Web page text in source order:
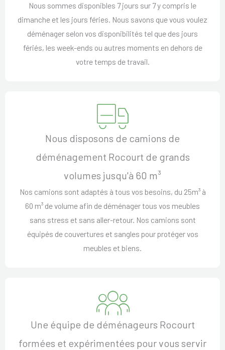
Nous sommes disponibles 7 jours sur 7 y compris le
dimanche et les jours féries. Nous savons que vous voulez
déménager selon vos disponibilités tel que des jours
fériés, les week-ends ou autres moments en dehors de
votre temps de travail.
Nous disposons de camions de
déménagement Rocourt de grands
volumes jusqu'à 60 m³
Nos camions sont adaptés à tous vos besoins, du 25m³ à
60 m³ de volume afin de déménager tous vos meubles
sans stress et sans aller-retour. Nos camions sont
équipés de couvertures et sangles pour protéger vos
meubles et biens.
Une équipe de déménageurs Rocourt
formées et expérimentées pour vous servir